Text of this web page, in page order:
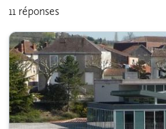
11 réponses